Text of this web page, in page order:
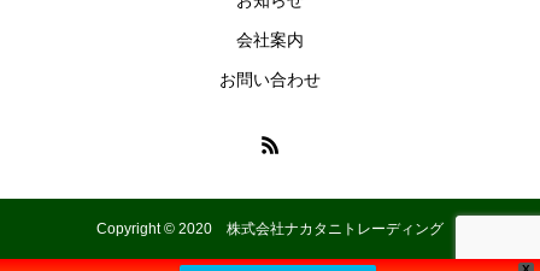
会社案内
お問い合わせ
Copyright © 2020 株式会社ナカタニトレーディング